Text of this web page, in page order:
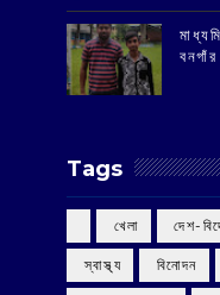
Tags
‌ খেলা দেশ-
‌ স্বাস্থ্য ‌ বিনোদন